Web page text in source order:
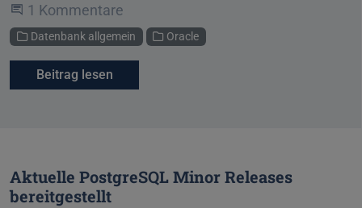
An der Unterhaltung teilnehmen
1 Kommentare
Kategorien
Datenbank allgemein Oracle
Beitrag lesen
Aktuelle PostgreSQL Minor Releases
bereitgestellt